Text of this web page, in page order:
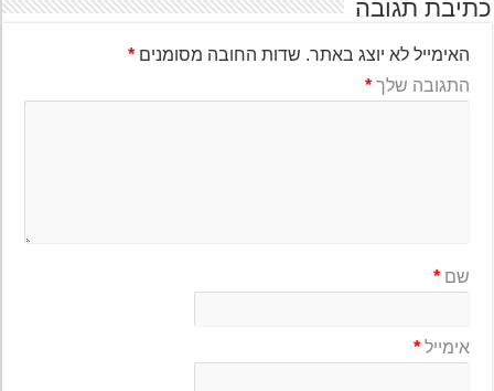
תגובה
האימייל לא יוצג באתר. שדות החובה מסומנים*
התגובה שלך*
שם*
אימייל*